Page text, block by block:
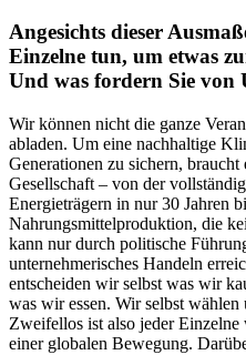
Angesichts dieser
Einzelne tun, um etwas
Und was fordern Sie
Wir können nicht die ganze
abladen. Um eine nachhaltige
Generationen zu sichern,
Gesellschaft – von der
Energieträgern in nur 30 Jahren
Nahrungsmittelproduktion, die
kann nur durch politische
unternehmerisches Handeln
entscheiden wir selbst was wir
was wir essen. Wir selbst wählen
Zweifellos ist also jeder
einer globalen Bewegung.